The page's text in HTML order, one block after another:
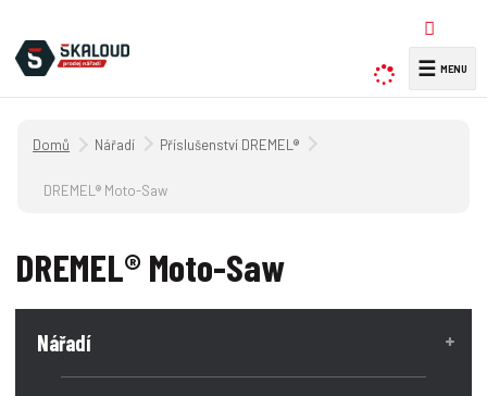
y
☰
Úvodní strana
Nářadí Příslušenství DREMEL®
DREMEL® Moto-Saw
DREMEL® Moto-Saw
Nářadí